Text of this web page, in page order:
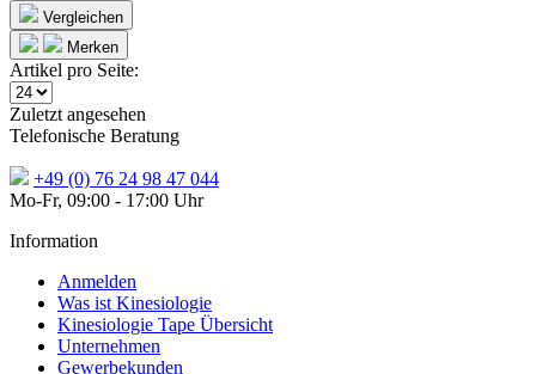
Vergleichen
Merken
Artikel pro Seite:
Zuletzt angesehen
Telefonische Beratung
+49 (0) 76 24 98 47 044
Mo-Fr, 09:00 - 17:00 Uhr
Information
Anmelden
Was ist Kinesiologie
Kinesiologie Tape Übersicht
Unternehmen
Gewerbekunden